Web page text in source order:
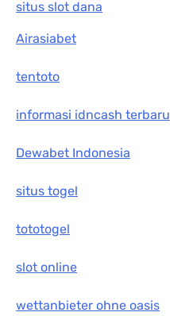
situs slot dana
Airasiabet
tentoto
informasi idncash terbaru
Dewabet Indonesia
situs togel
tototogel
slot online
wettanbieter ohne oasis